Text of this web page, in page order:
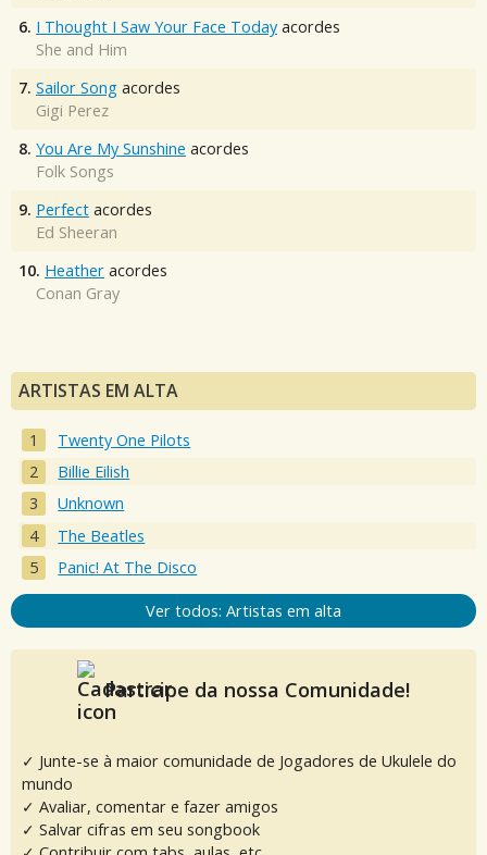
6. I Thought I Saw Your Face Today acordes
She and Him
7. Sailor Song acordes
Gigi Perez
8. You Are My Sunshine acordes
Folk Songs
9. Perfect acordes
Ed Sheeran
10. Heather acordes
Conan Gray
ARTISTAS EM ALTA
Twenty One Pilots
Billie Eilish
Unknown
The Beatles
Panic! At The Disco
Ver todos: Artistas em alta
Participe da nossa Comunidade!
✓ Junte-se à maior comunidade de Jogadores de Ukulele do
mundo
✓ Avaliar, comentar e fazer amigos
✓ Salvar cifras em seu songbook